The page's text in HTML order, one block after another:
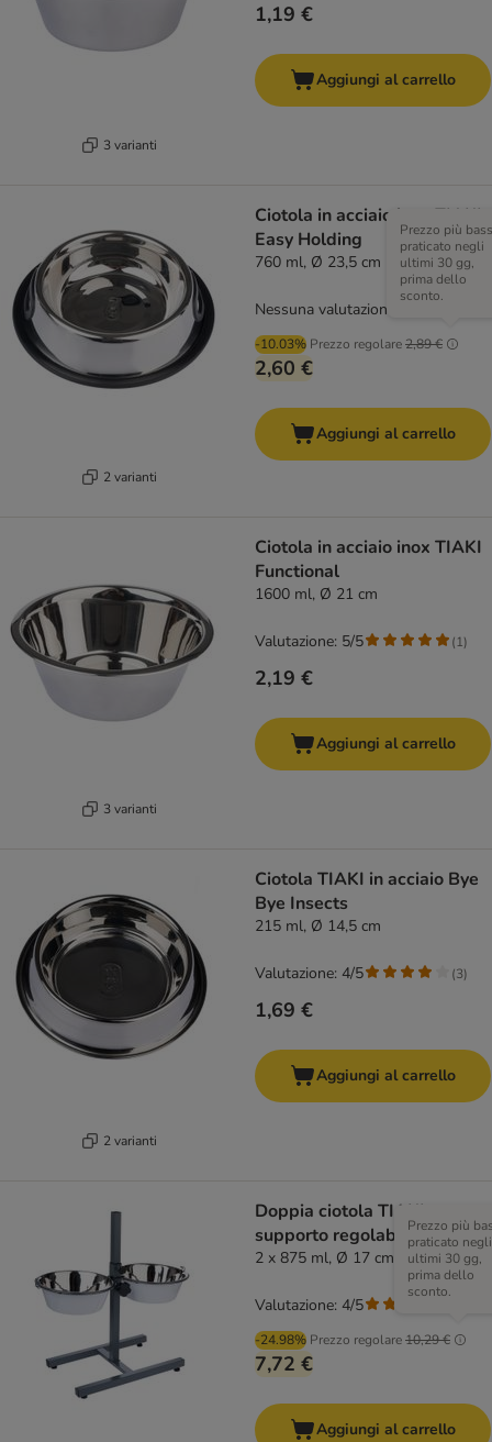
3 varianti
1,19 €
Aggiungi al carrello
2 varianti
Ciotola in acciaio inox TIAKI
Easy Holding
760 ml, Ø 23,5 cm
-10.03% Prezzo regolare2,89 €
Prezzo più
praticato negli
ultimi 30 gg,
prima dello
sconto.
2,60 €
Nessuna valutazione
Aggiungi al carrello
3 varianti
Ciotola in acciaio inox TIAKI
Functional
1600 ml, Ø 21 cm
2,19 €
Valutazione: 5/5 (1)
Aggiungi al carrello
2 varianti
Ciotola TIAKI in acciaio Bye
Bye Insects
215 ml, Ø 14,5 cm
1,69 €
Valutazione: 4/5 (3)
Aggiungi al carrello
Doppia ciotola TIAKI con
supporto regolabile
2 x 875 ml, Ø 17 cm
-24.98% Prezzo regolare10,29 €
Prezzo più
praticato negli
ultimi 30 gg,
prima dello
sconto.
7,72 €
Valutazione: 4/5
Aggiungi al carrello